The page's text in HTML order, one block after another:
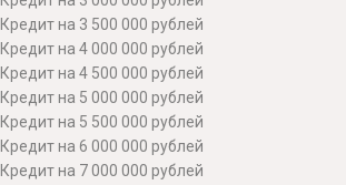
Кредит на 3 500 000 рублей
Кредит на 4 000 000 рублей
Кредит на 4 500 000 рублей
Кредит на 5 000 000 рублей
Кредит на 5 500 000 рублей
Кредит на 6 000 000 рублей
Кредит на 7 000 000 рублей